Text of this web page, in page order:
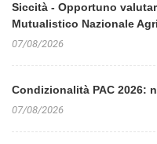
Siccità - Opportuno
Mutualistico Nazionale
07/08/2026
Condizionalità PAC 2026:
07/08/2026